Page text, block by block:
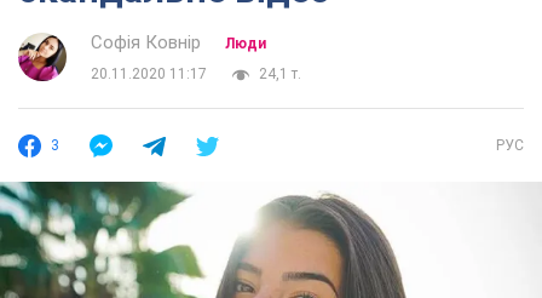
Софія Ковнір
Люди
20.11.2020 11:17
24,1 т.
3 РУС